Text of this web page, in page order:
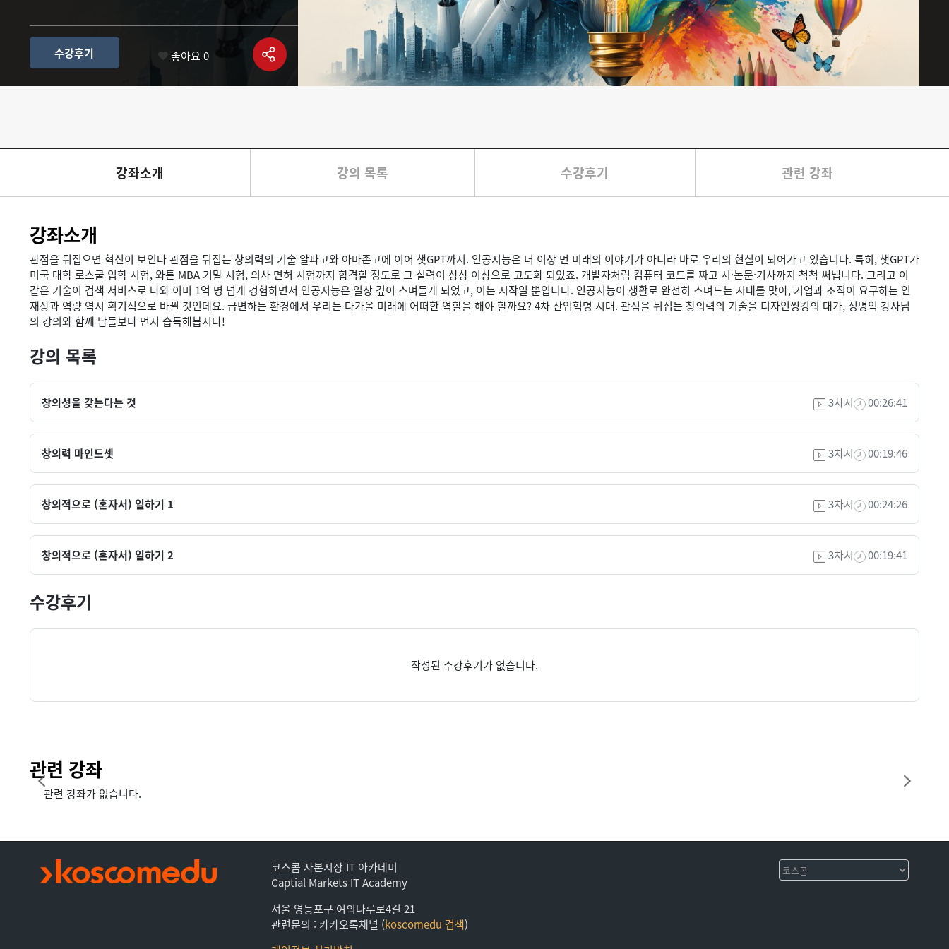
수강후기 좋아요0
강좌소개 강의 목록 수강후기 관련 강좌
강좌소개
관점을 뒤집으면 혁신이 보인다 관점을 뒤집는 창의력의 기술 알파고와 아마존고에 이어 챗GPT까지. 인공지능은 더 이상 먼 미래의 이야기가 아니라 바로 우리의 현실이 되어가고 있습니다. 특히, 챗GPT가
미국 대학 로스쿨 입학 시험, 와튼 MBA 기말 시험, 의사 면허 시험까지 합격할 정도로 그 실력이 상상 이상으로 고도화 되었죠. 개발자처럼 컴퓨터 코드를 짜고 시·논문·기사까지 척척 써냅니다. 그리고 이
같은 기술이 검색 서비스로 나와 이미 1억 명 넘게 경험하면서 인공지능은 일상 깊이 스며들게 되었고, 이는 시작일 뿐입니다. 인공지능이 생활로 완전히 스며드는 시대를 맞아, 기업과 조직이 요구하는 인
재상과 역량 역시 획기적으로 바뀔 것인데요. 급변하는 환경에서 우리는 다가올 미래에 어떠한 역할을 해야 할까요? 4차 산업혁명 시대. 관점을 뒤집는 창의력의 기술을 디자인씽킹의 대가, 정병익 강사님
의 강의와 함께 남들보다 먼저 습득해봅시다!
강의 목록
창의성을 갖는다는 것 3차시 00:26:41
창의력 마인드셋 3차시 00:19:46
창의적으로 (혼자서) 일하기 1 3차시 00:24:26
창의적으로 (혼자서) 일하기 2 3차시 00:19:41
수강후기
작성된 수강후기가 없습니다.
관련 강좌
관련 강좌가 없습니다.
코스콤 자본시장 IT 아카데미
Captial Markets IT Academy
서울 영등포구 여의나루로4길 21
관련문의 : 카카오톡채널 (koscomedu 검색)